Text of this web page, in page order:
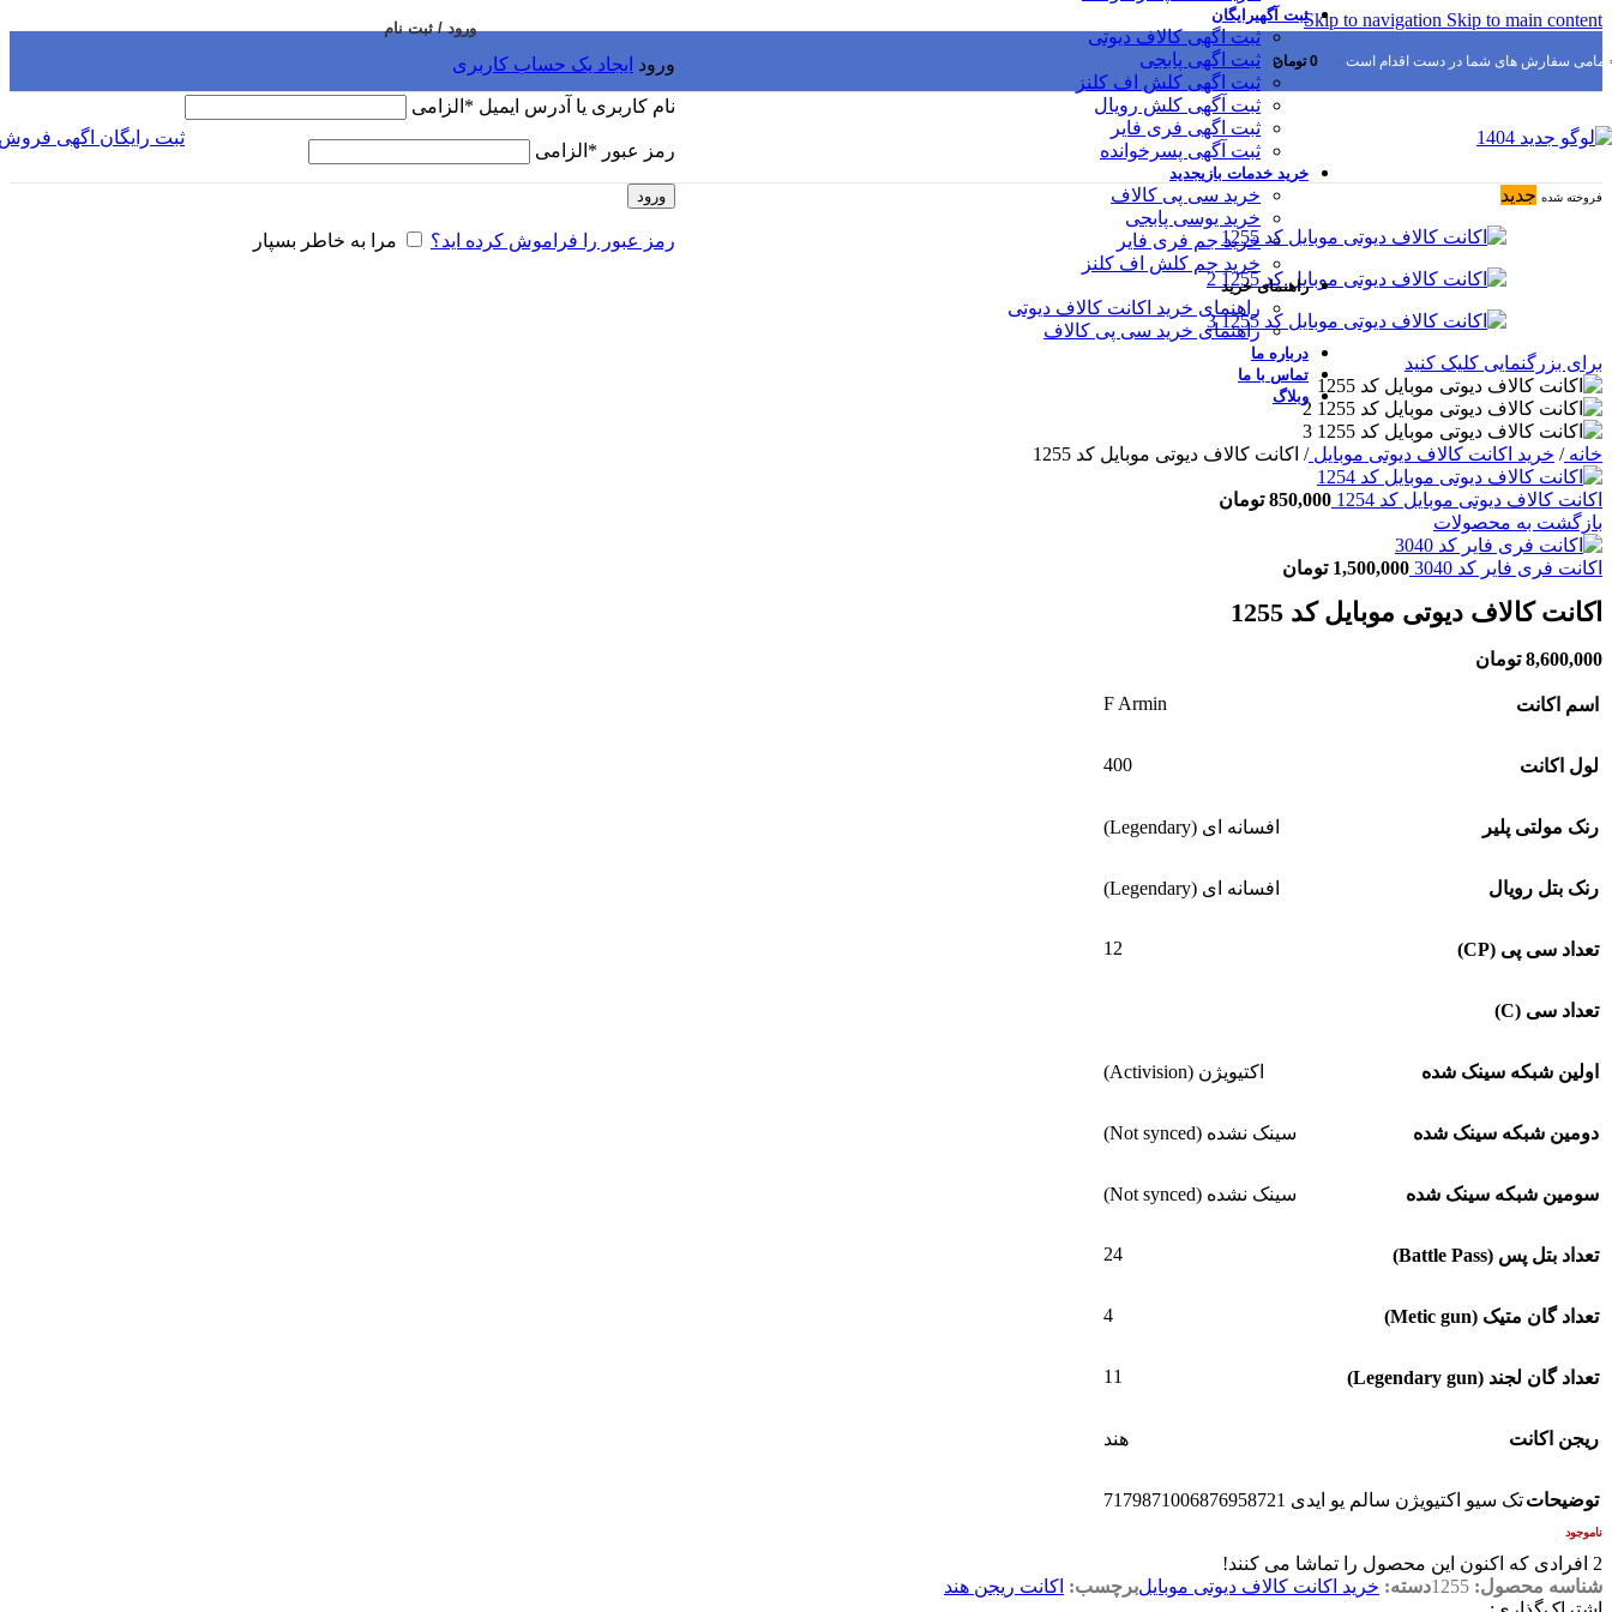
Skip to navigation Skip to main content
تمامی سفارش های شما در دست اقدام است 0 تومان
ثبت آگهیرایگان
ثبت اگهی کالاف دیوتی
ثبت اگهی پابجی
ثبت اگهی کلش اف کلنز
ثبت آگهی کلش رویال
ثبت اگهی فری فایر
ثبت آگهی پسرخوانده
خرید خدمات بازیجدید
خرید سی پی کالاف
خرید یوسی پابجی
خرید جم فری فایر
خرید جم کلش اف کلنز
راهنمای خرید
راهنمای خرید اکانت کالاف دیوتی
راهنمای خرید سی پی کالاف
درباره ما
تماس با ما
وبلاگ
ورود / ثبت نام
ورود ایجاد یک حساب کاربری
نام کاربری یا آدرس ایمیل * الزامی
رمز عبور * الزامی
ورود
رمز عبور را فراموش کرده اید؟ مرا به خاطر بسپار
ثبت رایگان اگهی
فروخته شده جدید
برای بزرگنمایی کلیک کنید
خانه/ خرید اکانت کالاف دیوتی موبایل/ اکانت کالاف دیوتی موبایل کد 1255
اکانت کالاف دیوتی موبایل کد 1254 850,000 تومان
بازگشت به محصولات
اکانت فری فایر کد 3040 1,500,000 تومان
اکانت کالاف دیوتی موبایل کد 1255
8,600,000 تومان
اسم اکانت F Armin
لول اکانت 400
رنک مولتی پلیر افسانه ای (Legendary)
رنک بتل رویال افسانه ای (Legendary)
تعداد سی پی (CP) 12
تعداد سی (C)
اولین شبکه سینک شده اکتیویژن (Activision)
دومین شبکه سینک شده سینک نشده (Not synced)
سومین شبکه سینک شده سینک نشده (Not synced)
تعداد بتل پس (Battle Pass) 24
تعداد گان متیک (Metic gun) 4
تعداد گان لجند (Legendary gun) 11
ریجن اکانت هند
توضیحاتتک سیو اکتیویژن سالم یو ایدی 7179871006876958721
ناموجود
2 افرادی که اکنون این محصول را تماشا می کنند!
شناسه محصول: 1255دسته: خرید اکانت کالاف دیوتی موبایلبرچسب: اکانت ریجن هند